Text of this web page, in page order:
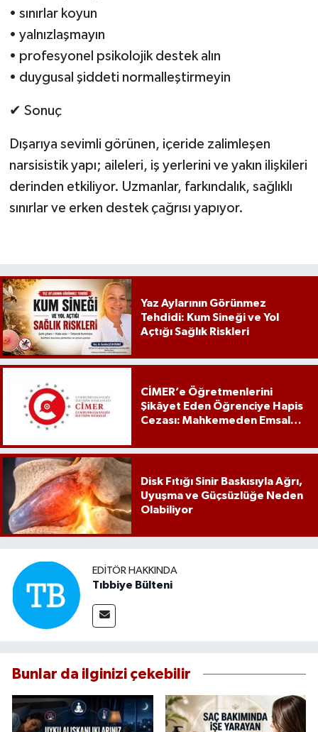
• sınırlar koyun
• yalnızlaşmayın
• profesyonel psikolojik destek alın
• duygusal şiddeti normalleştirmeyin
✔ Sonuç
Dışarıya sevimli görünen, içeride zalimleşen
narsisistik yapı; aileleri, iş yerlerini ve yakın ilişkileri
derinden etkiliyor. Uzmanlar, farkındalık, sağlıklı
sınırlar ve erken destek çağrısı yapıyor.
Yaz Aylarının Görünmez
Tehdidi: Kum Sineği ve Yol
Açtığı Sağlık Riskleri
CİMER’e Öğretmenlerini
Şikâyet Eden Öğrenciye Hapis
Cezası: Mahkemeden Emsal
Disk Fıtığı Sinir Baskısıyla Ağrı,
Uyuşma ve Güçsüzlüğe Neden
Olabiliyor
EDITÖR HAKKINDA
Tıbbiye Bülteni
Bunlar da ilginizi çekebilir